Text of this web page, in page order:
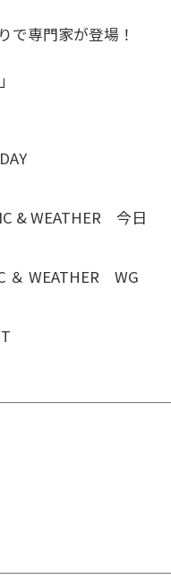
専門家が登場！
& WEATHER 今日
＆ WEATHER WG